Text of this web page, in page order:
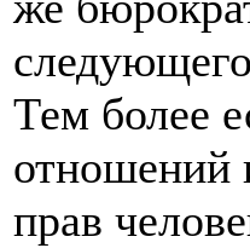
Тем более
отношений
прав